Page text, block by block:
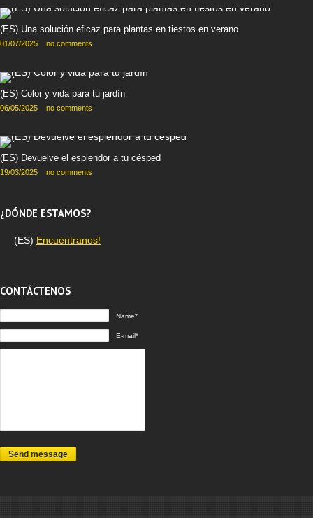
(ES) Una solución eficaz para plantas en tiestos en verano
01/07/2025 no comments
(ES) Color y vida para tu jardín
06/05/2025 no comments
(ES) Devuelve el esplendor a tu césped
19/03/2025 no comments
¿DÓNDE ESTAMOS?
(ES) Encuéntranos!
CONTÁCTENOS
Name*
E-mail*
Send message